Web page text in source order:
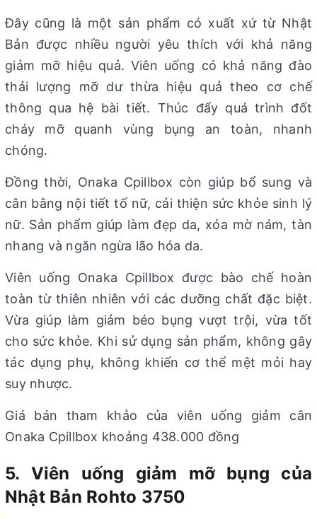
Đây cũng là một sản phẩm có xuất xứ từ Nhật
Bản được nhiều người yêu thích với khả năng
giảm mỡ hiệu quả. Viên uống có khả năng đào
thải lượng mỡ dư thừa hiệu quả theo cơ chế
thông qua hệ bài tiết. Thúc đẩy quá trình đốt
cháy mỡ quanh vùng bụng an toàn, nhanh
chóng.
Đồng thời, Onaka Cpillbox còn giúp bổ sung và
cân bằng nội tiết tố nữ, cải thiện sức khỏe sinh lý
nữ. Sản phẩm giúp làm đẹp da, xóa mờ nám, tàn
nhang và ngăn ngừa lão hóa da.
Viên uống Onaka Cpillbox được bào chế hoàn
toàn từ thiên nhiên với các dưỡng chất đặc biệt.
Vừa giúp làm giảm béo bụng vượt trội, vừa tốt
cho sức khỏe. Khi sử dụng sản phẩm, không gây
tác dụng phụ, không khiến cơ thể mệt mỏi hay
suy nhược.
Giá bán tham khảo của viên uống giảm cân
Onaka Cpillbox khoảng 438.000 đồng
5. Viên uống giảm mỡ bụng của
Nhật Bản Rohto 3750